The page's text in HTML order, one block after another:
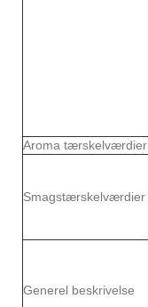
Aroma tærskelværdier
Smagstærskelværdier
Generel beskrivelse